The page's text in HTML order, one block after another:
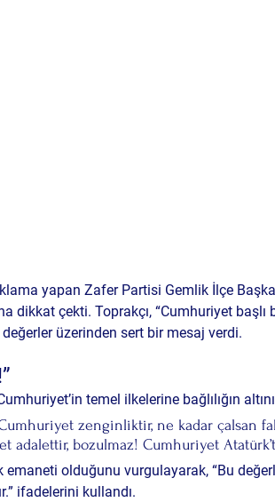
yapan Zafer Partisi Gemlik İlçe
dikkat çekti. Toprakçı, “Cumhuriyet başlı
üzerinden sert bir mesaj verdi.
temel ilkelerine bağlılığın
zenginliktir, ne kadar çalsan
adalettir, bozulmaz! Cumhuriyet
olduğunu vurgulayarak, “Bu
ifadelerini kullandı.